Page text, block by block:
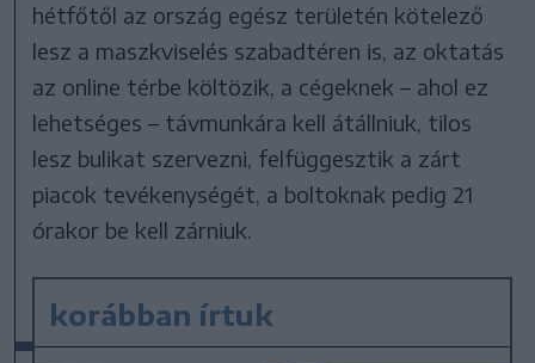
hétfőtől az ország egész területén kötelező
lesz a maszkviselés szabadtéren is, az oktatás
az online térbe költözik, a cégeknek – ahol ez
lehetséges – távmunkára kell átállniuk, tilos
lesz bulikat szervezni, felfüggesztik a zárt
piacok tevékenységét, a boltoknak pedig 21
órakor be kell zárniuk.
korábban írtuk